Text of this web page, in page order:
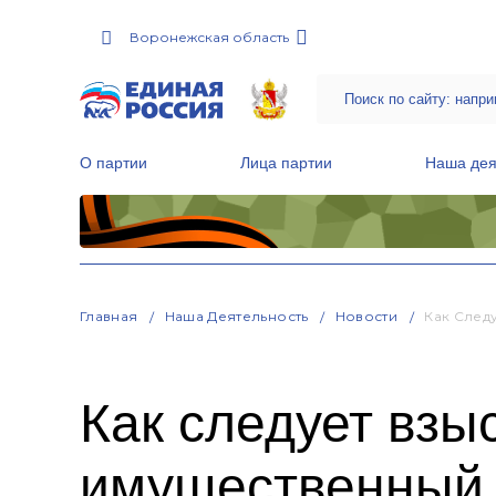
Воронежская область
О партии Лица партии Наша
Главная Наша Деятельность Новости Как
Как следует